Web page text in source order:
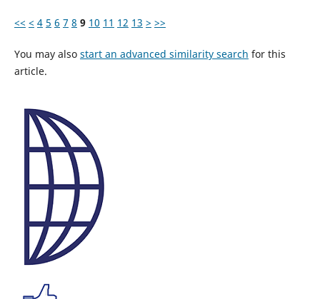
<< < 4 5 6 7 8 9 10 11 12 13 > >>
You may also start an advanced similarity search for this
article.